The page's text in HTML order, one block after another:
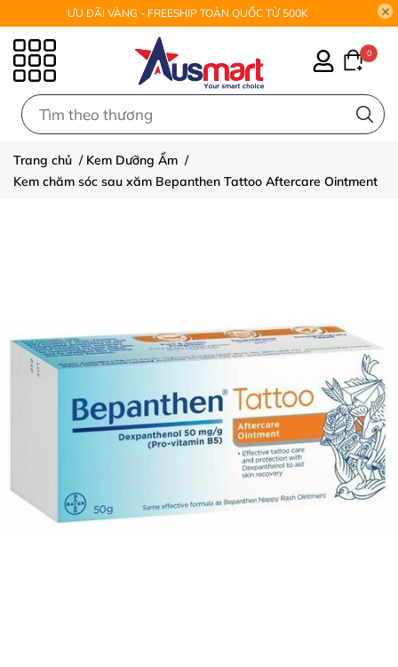
ƯU ĐÃI VÀNG - FREESHIP TOÀN QUỐC TỪ 500K
0
Trang chủ / Kem Dưỡng Ẩm /
Kem chăm sóc sau xăm Bepanthen Tattoo Aftercare Ointment